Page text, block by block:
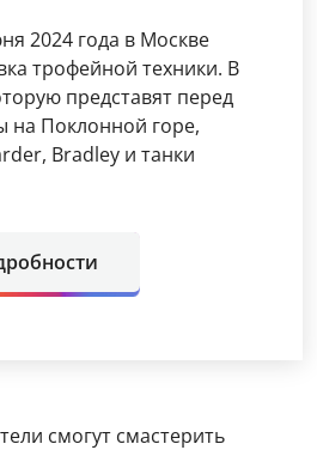
2024 года в Москве
трофейной техники. В
представят перед
на Поклонной горе,
Bradley и танки
смогут смастерить